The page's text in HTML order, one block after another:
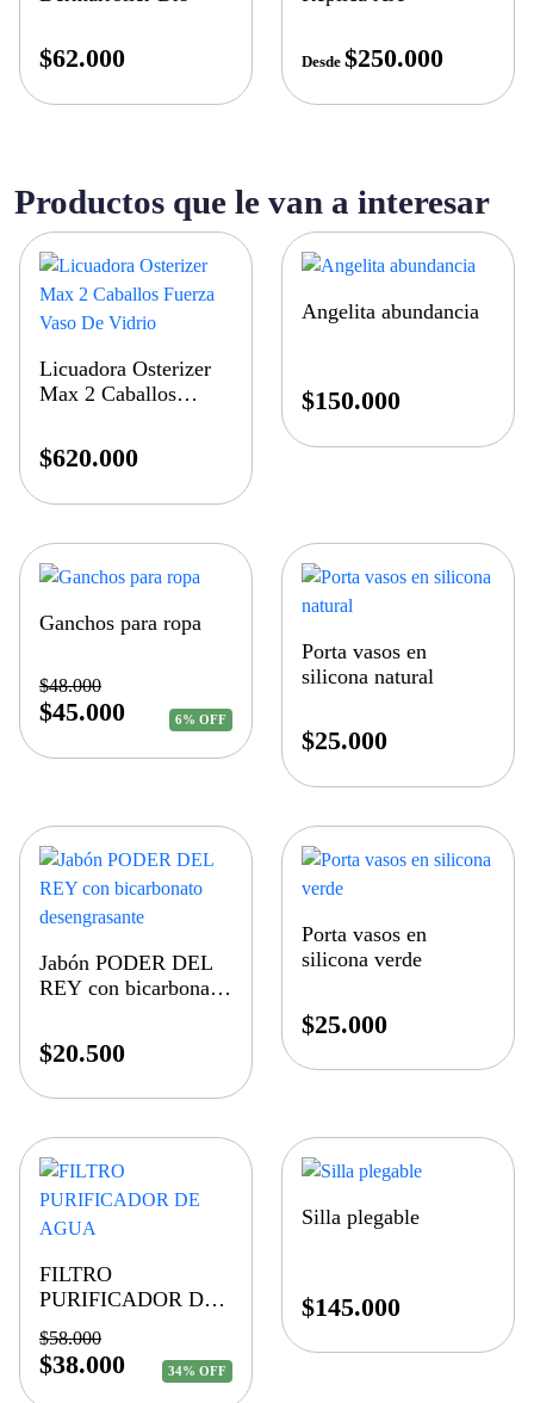
$62.000 Desde$250.000
Productos que le van a interesar
Licuadora Osterizer
Max 2 Caballos
Vidrio
$620.000
Angelita abundancia
$150.000
Ganchos para ropa
$48.000
$45.000 6% OFF
Porta vasos en
silicona natural
$25.000
Jabón PODER DEL
REY con bicarbonato
$20.500
Porta vasos en
silicona verde
$25.000
FILTRO
PURIFICADOR DE
AGUA
$58.000
$38.000 34% OFF
Silla plegable
$145.000